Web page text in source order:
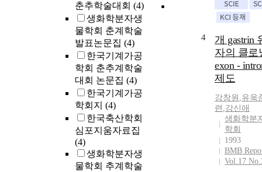
춘추학술대회 (4)
생화학분자생
물학회 춘계학술
발표논문집 (4)
한국기계가공
학회 춘추계학술
대회 논문집 (4)
한국기계가공
학회지 (4)
한국축산학회
심포지움자료집
(4)
생화학분자생
물학회 추계학술
4
개 gastrin
자의 클로
exon -
제도
강창원 ,유욱
련 ,강신애
생화학분
학회
1993
BMB
Vol.17